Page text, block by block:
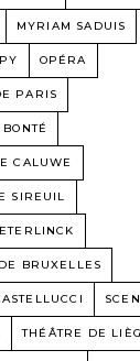
MYRIAM SADUIS
OPÉRA
PARIS
CALUWE
SIREUIL
BRUXELLES
THÉÂTRE DE